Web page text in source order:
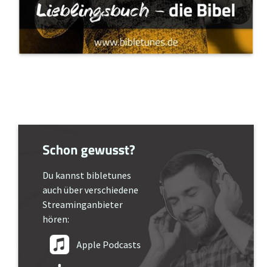
Schon gewusst?
Du kannst bibletunes
auch über verschiedene
Streaminganbieter
hören:
Apple Podcasts